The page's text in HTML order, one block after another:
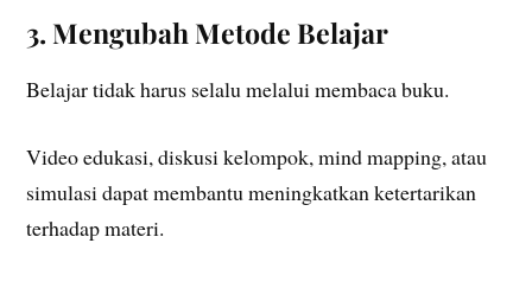
3. Mengubah Metode Belajar
Belajar tidak harus selalu melalui membaca buku.
Video edukasi, diskusi kelompok, mind mapping, atau
simulasi dapat membantu meningkatkan ketertarikan
terhadap materi.